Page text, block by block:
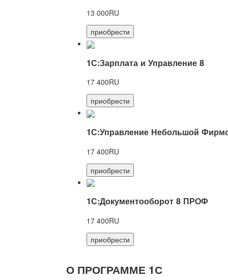
13 000RU
приобрести
1С:Зарплата и Управление 8
17 400RU
приобрести
1С:Управление Небольшой
17 400RU
приобрести
1С:Документооборот 8 ПРОФ
17 400RU
приобрести
О ПРОГРАММЕ 1С